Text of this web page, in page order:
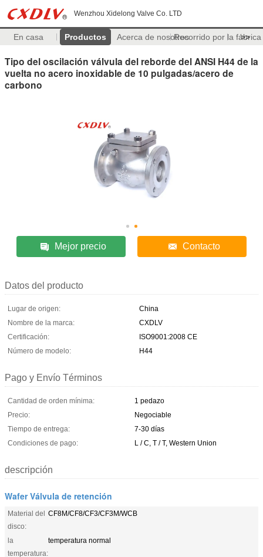
Wenzhou Xidelong Valve Co. LTD
En casa Productos Acerca de nosotrosRecorrido por la fábrica
>>
Tipo del oscilación válvula del reborde del ANSI H44 de la
vuelta no acero inoxidable de 10 pulgadas/acero de
carbono
Mejor precio Contacto
Datos del producto
Lugar de origen:
China
Nombre de la marca:
CXDLV
Certificación:
ISO9001:2008 CE
Número de modelo:
H44
Pago y Envío Términos
Cantidad de orden mínima:
1 pedazo
Precio:
Negociable
Tiempo de entrega:
7-30 días
Condiciones de pago:
L / C, T / T, Western Union
descripción
Wafer Válvula de retención
Material del
disco:
CF8M/CF8/CF3/CF3M/WCB
la
temperatura:
temperatura normal